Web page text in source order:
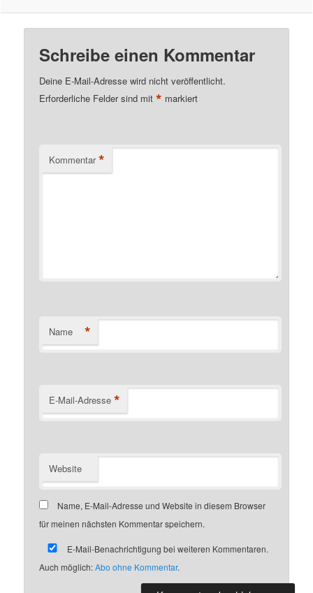
Schreibe einen Kommentar
Deine E-Mail-Adresse wird nicht veröffentlicht.
Erforderliche Felder sind mit* markiert
Kommentar *
Name *
E-Mail-Adresse *
Website
Name, E-Mail-Adresse und Website in diesem Browser
für meinen nächsten Kommentar speichern.
E-Mail-Benachrichtigung bei weiteren Kommentaren.
Auch möglich:Abo ohne Kommentar.